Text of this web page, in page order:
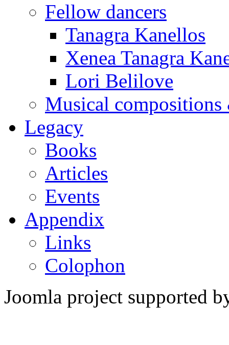
Fellow dancers
Tanagra Kanellos
Xenea Tanagra
Lori Belilove
Musical compositions
Legacy
Books
Articles
Events
Appendix
Links
Colophon
Joomla project supported